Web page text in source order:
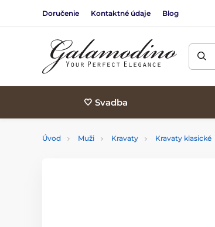
Doručenie Kontaktné údaje Blog
🤍 Svadba
Úvod Muži Kravaty Kravaty klasické